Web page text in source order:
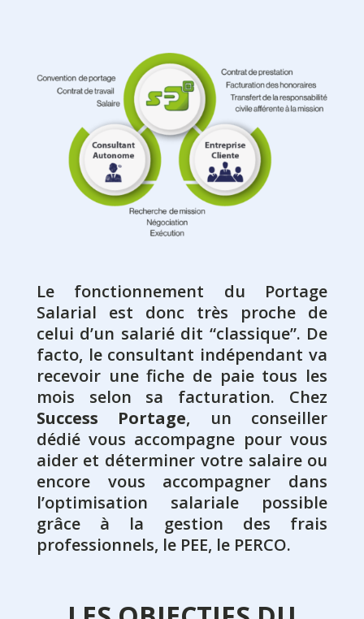
Le fonctionnement du Portage
Salarial est donc très proche de
celui d’un salarié dit “classique”. De
facto, le consultant indépendant va
recevoir une fiche de paie tous les
mois selon sa facturation. Chez
Success Portage, un conseiller
dédié vous accompagne pour vous
aider et déterminer votre salaire ou
encore vous accompagner dans
l’optimisation salariale possible
grâce à la gestion des frais
professionnels, le PEE, le PERCO.